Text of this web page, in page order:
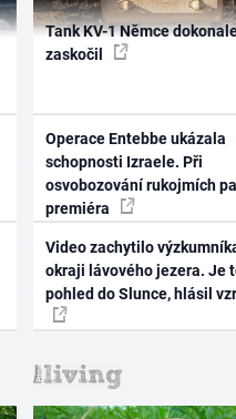
Tank KV-1 Němce
zaskočil
Operace Entebbe ukázala
schopnosti Izraele. Při
osvobozování rukojmích
premiéra
Video zachytilo
okraji lávového jezera. Je
pohled do Slunce, hlásil